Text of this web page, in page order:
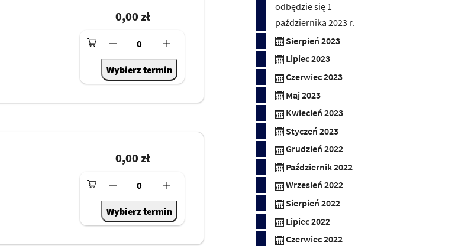
0,00 zł
0
Wybierz termin
0,00 zł
0
Wybierz termin
odbędzie się 1
października 2023 r.
Sierpień 2023
Lipiec 2023
Czerwiec 2023
Maj 2023
Kwiecień 2023
Styczeń 2023
Grudzień 2022
Październik 2022
Wrzesień 2022
Sierpień 2022
Lipiec 2022
Czerwiec 2022